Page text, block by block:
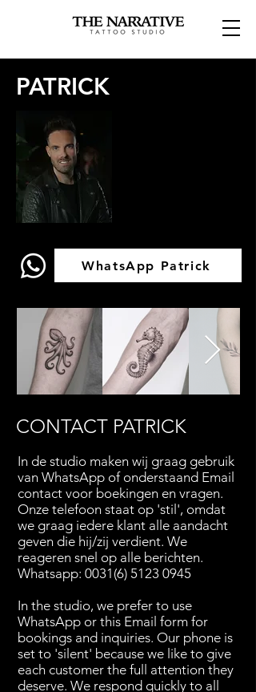
PATRICK
WhatsApp Patrick
CONTACT PATRICK
In de studio maken wij graag gebruik
van WhatsApp of onderstaand Email
contact voor boekingen en vragen.
Onze telefoon staat op 'stil', omdat
we graag iedere klant alle aandacht
geven die hij/zij verdient. We
reageren snel op alle berichten.
Whatsapp: 0031(6) 5123 0945
In the studio, we prefer to use
WhatsApp or this Email form for
bookings and inquiries. Our phone is
set to 'silent' because we like to give
each customer the full attention they
deserve. We respond quickly to all